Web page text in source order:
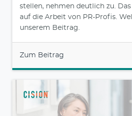
stellen, nehmen deutlich zu.
auf die Arbeit von PR-Profis.
unserem Beitrag.
Zum Beitrag